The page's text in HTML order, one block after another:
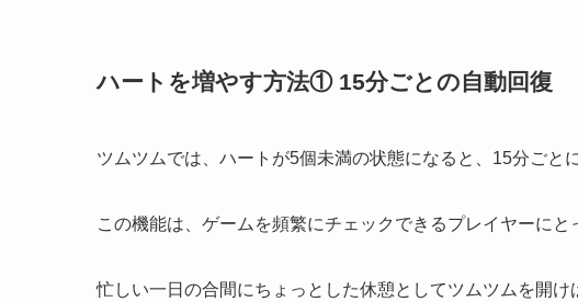
ハートを増やす方法① 15分ごとの自動回復
ツムツムでは、ハートが5個未満の状態になると、15分ごと
この機能は、ゲームを頻繁にチェックできるプレイヤーにと
忙しい一日の合間にちょっとした休憩としてツムツムを開け